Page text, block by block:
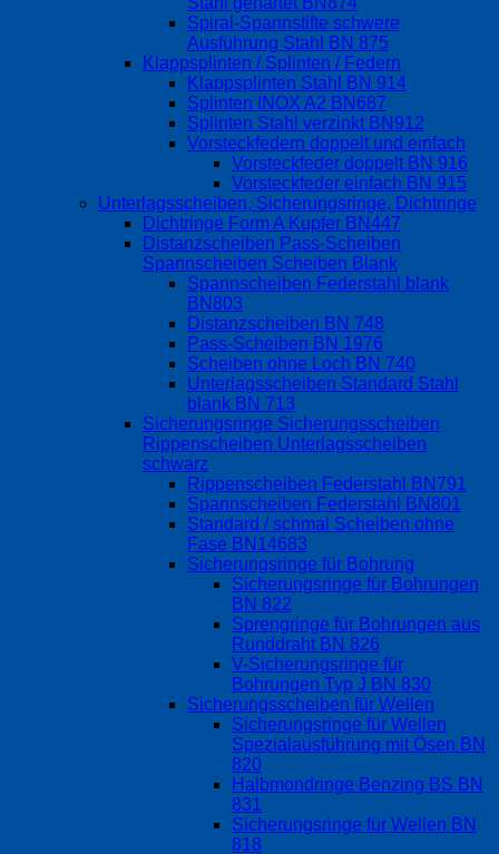
Spiral-Spannstifte schwere
Ausführung Stahl BN 875
Klappsplinten / Splinten / Federn
Klappsplinten Stahl BN 914
Splinten INOX A2 BN687
Splinten Stahl verzinkt BN912
Vorsteckfedern doppelt und einfach
Vorsteckfeder doppelt BN 916
Vorsteckfeder einfach BN 915
Unterlagsscheiben, Sicherungsringe, Dichtringe
Dichtringe Form A Kupfer BN447
Distanzscheiben Pass-Scheiben
Spannscheiben Scheiben Blank
Spannscheiben Federstahl blank
BN803
Distanzscheiben BN 748
Pass-Scheiben BN 1976
Scheiben ohne Loch BN 740
Unterlagsscheiben Standard Stahl
blank BN 713
Sicherungsringe Sicherungsscheiben
Rippenscheiben Unterlagsscheiben
schwarz
Rippenscheiben Federstahl BN791
Spannscheiben Federstahl BN801
Standard / schmal Scheiben ohne
Fase BN14683
Sicherungsringe für Bohrung
Sicherungsringe für Bohrungen
BN 822
Sprengringe für Bohrungen aus
Runddraht BN 826
V-Sicherungsringe für
Bohrungen Typ J BN 830
Sicherungsscheiben für Wellen
Sicherungsringe für Wellen
Spezialausführung mit Ösen BN
820
Halbmondringe Benzing BS BN
831
Sicherungsringe für Wellen BN
818